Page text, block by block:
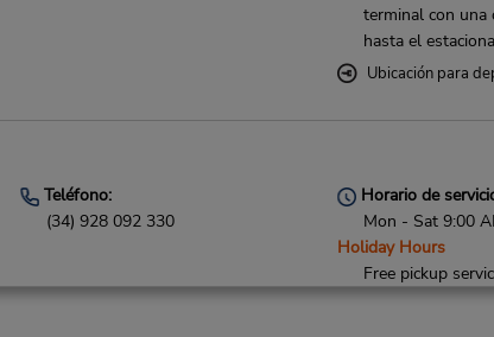
terminal con una
hasta el
Ubicación para
Teléfono:
(34) 928 092 330
Horario de
Mon - Sat 9:00
Holiday Hours
Free pickup